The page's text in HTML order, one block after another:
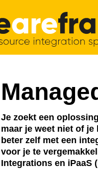
WeAreFrank!
Je zoekt een
maar je weet niet of
beter zelf met een
voor je te
Integrations en iPaaS